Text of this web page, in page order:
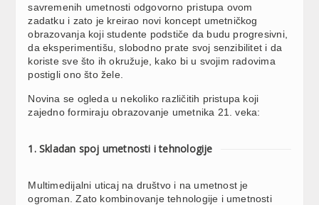
savremenih umetnosti odgovorno pristupa ovom
zadatku i zato je kreirao novi koncept umetničkog
obrazovanja koji studente podstiče da budu progresivni,
da eksperimentišu, slobodno prate svoj senzibilitet i da
koriste sve što ih okružuje, kako bi u svojim radovima
postigli ono što žele.
Novina se ogleda u nekoliko različitih pristupa koji
zajedno formiraju obrazovanje umetnika 21. veka:
1. Skladan spoj umetnosti i tehnologije
Multimedijalni uticaj na društvo i na umetnost je
ogroman. Zato kombinovanje tehnologije i umetnosti